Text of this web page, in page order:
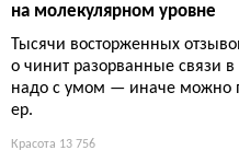
на молекулярном уровне
Тысячи восторженных
о чинит разорванные связи
надо с умом — иначе можно
ер.
Красота 13 756